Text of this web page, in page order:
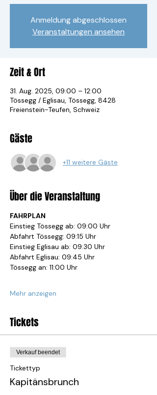
Anmeldung abgeschlossen
Veranstaltungen ansehen
Zeit & Ort
31. Aug. 2025, 09:00 – 12:00
Tössegg / Eglisau, Tössegg, 8428
Freienstein-Teufen, Schweiz
Gäste
+11 weitere Gäste
Über die Veranstaltung
FAHRPLAN
Einstieg Tössegg ab: 09:00 Uhr
Abfahrt Tössegg: 09:15 Uhr
Einstieg Eglisau ab: 09:30 Uhr
Abfahrt Eglisau: 09:45 Uhr
Tössegg an: 11:00 Uhr
Mehr anzeigen
Tickets
Verkauf beendet
Tickettyp
Kapitänsbrunch